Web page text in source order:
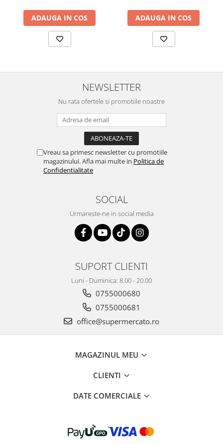
ADAUGA IN COS ADAUGA IN COS
NEWSLETTER
Nu rata ofertele si promotiile noastre
Vreau sa primesc newsletter cu promotiile
magazinului. Afla mai multe in Politica de
Confidentialitate
SOCIAL
Urmareste-ne in social media
SUPORT CLIENTI
Luni - Duminica: 8.00 - 20.00
0755000680
0755000681
office@supermercato.ro
MAGAZINUL MEU
CLIENTI
DATE COMERCIALE